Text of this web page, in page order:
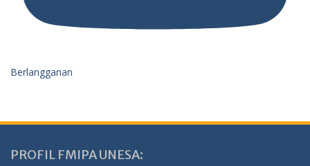
Berlangganan
PROFIL FMIPA UNESA: